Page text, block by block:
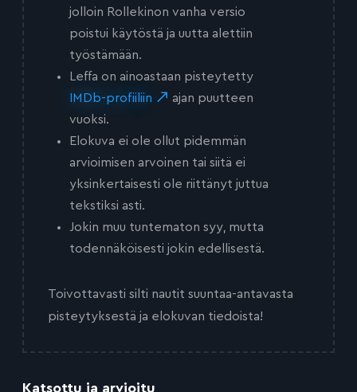
jolloin Rollekinon vanha versio
poistui käytöstä ja uutta alettiin
työstämään.
Leffa on ainoastaan pisteytetty
IMDb-profiiliin
ajan puutteen
vuoksi.
Elokuva ei ole ollut pidemmän
arvioimisen arvoinen tai siitä ei
yksinkertaisesti ole riittänyt juttua
tekstiksi asti.
Jokin muu tuntematon syy, mutta
todennäköisesti jokin edellisestä.
Toivottavasti silti nautit suuntaa-antavasta
pisteytyksestä ja elokuvan tiedoista!
Katsottu ja arvioitu